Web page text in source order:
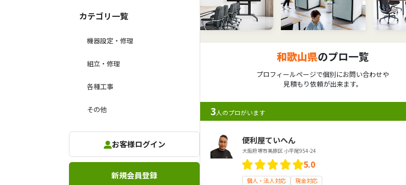
カテゴリ一覧
機器設定・修理
組立・修理
各種工事
その他
お客様ログイン
新規会員登録
和歌山県のプロ一覧
プロフィールページで個別にお問い合わせや
見積もり依頼が出来ます。
3人のプロがいます
便利屋ていへん
大阪府堺市美原区 小平尾954-24
5.0
個人・法人対応 現金対応